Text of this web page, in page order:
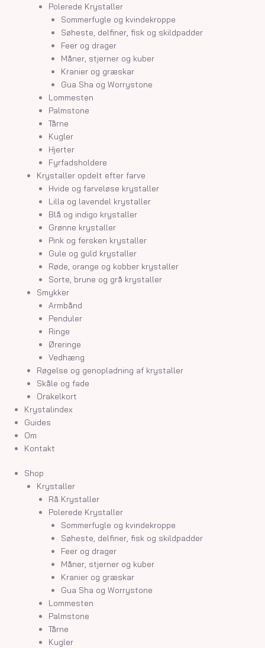
Polerede Krystaller
Sommerfugle og kvindekroppe
Søheste, delfiner, fisk og skildpadder
Feer og drager
Måner, stjerner og kuber
Kranier og græskar
Gua Sha og Worrystone
Lommesten
Palmstone
Tårne
Kugler
Hjerter
Fyrfadsholdere
Krystaller opdelt efter farve
Hvide og farveløse krystaller
Lilla og lavendel krystaller
Blå og indigo krystaller
Grønne krystaller
Pink og fersken krystaller
Gule og guld krystaller
Røde, orange og kobber krystaller
Sorte, brune og grå krystaller
Smykker
Armbånd
Penduler
Ringe
Øreringe
Vedhæng
Røgelse og genopladning af krystaller
Skåle og fade
Orakelkort
Krystalindex
Guides
Om
Kontakt
Shop
Krystaller
Rå Krystaller
Polerede Krystaller
Sommerfugle og kvindekroppe
Søheste, delfiner, fisk og skildpadder
Feer og drager
Måner, stjerner og kuber
Kranier og græskar
Gua Sha og Worrystone
Lommesten
Palmstone
Tårne
Kugler